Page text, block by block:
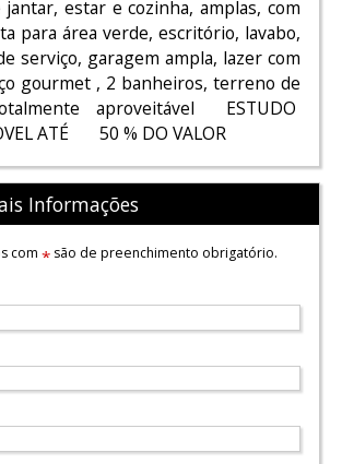
jantar, estar e cozinha, amplas, com
para área verde, escritório, lavabo,
serviço, garagem ampla, lazer com
gourmet , 2 banheiros, terreno de
aproveitável ESTUDO
ATÉ 50 % DO VALOR
Informações
com *são de preenchimento obrigatório.